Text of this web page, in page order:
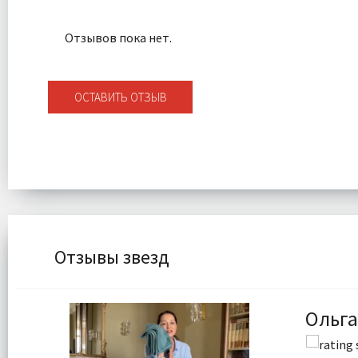
Отзывов пока нет.
ОСТАВИТЬ ОТЗЫВ
Отзывы звезд